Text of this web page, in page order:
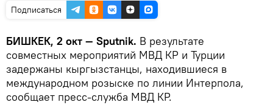
Подписаться
БИШКЕК, 2 окт — Sputnik. В результате
совместных мероприятий МВД КР и Турции
задержаны кыргызстанцы, находившиеся в
международном розыске по линии Интерпола,
сообщает пресс-служба МВД КР.